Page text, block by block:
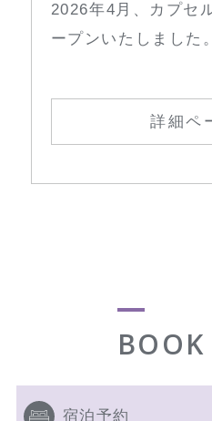
2026年4月、カプセ
ープンいたしました。
詳細ペ
宿泊予約